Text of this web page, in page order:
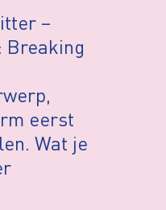
–
Breaking
eerst
Wat je